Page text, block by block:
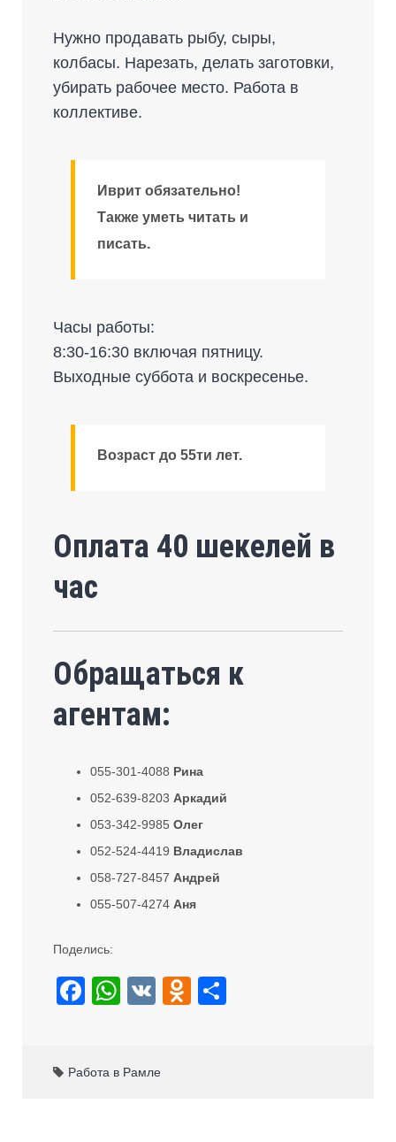
Нужно продавать рыбу, сыры,
колбасы. Нарезать, делать заготовки,
убирать рабочее место. Работа в
коллективе.
Иврит обязательно!
Также уметь читать и
писать.
Часы работы:
8:30-16:30 включая пятницу.
Выходные суббота и воскресенье.
Возраст до 55ти лет.
Оплата 40 шекелей в
час
Обращаться к
агентам:
055-301-4088 Рина
052-639-8203 Аркадий
053-342-9985Олег
052-524-4419 Владислав
058-727-8457 Андрей
055-507-4274 Аня
Поделись:
F
e
W
s
V
O
Работа в Рамле